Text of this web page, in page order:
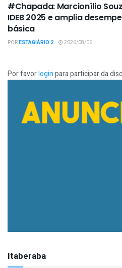
#Chapada: Marcionílio
IDEB 2025 e amplia
básica
PORESTAGIÁRIO 2 2026/08/06
Por favorloginpara participar da
Itaberaba